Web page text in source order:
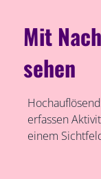
Mit
sehen
erfassen
einem